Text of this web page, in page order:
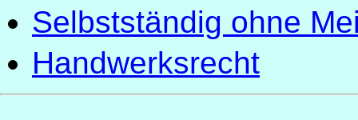
Selbstständig ohne
Handwerksrecht